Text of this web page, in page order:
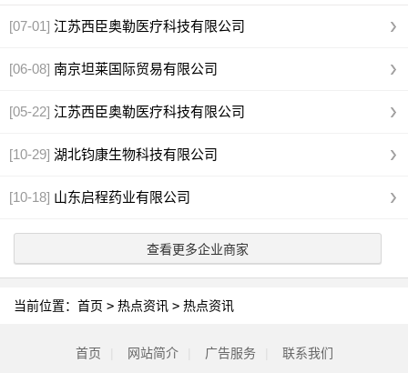
[07-01] 江苏西臣奥勒医疗科技有限公司
[06-08] 南京坦莱国际贸易有限公司
[05-22] 江苏西臣奥勒医疗科技有限公司
[10-29] 湖北钧康生物科技有限公司
[10-18] 山东启程药业有限公司
查看更多企业商家
当前位置： 首页 > 热点资讯 > 热点资讯
首页 网站简介 广告服务 联系我们